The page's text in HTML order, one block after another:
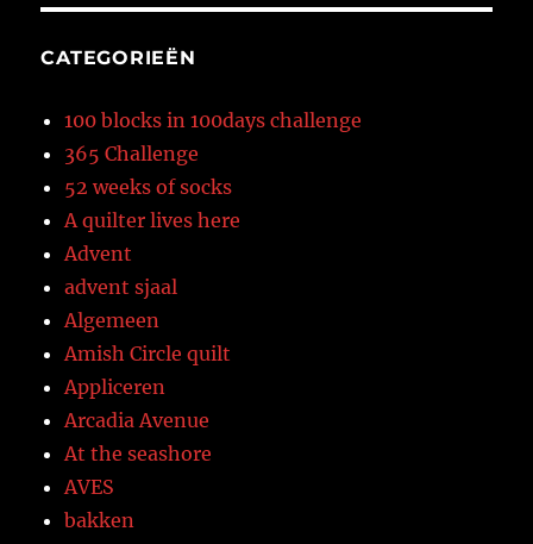
CATEGORIEËN
100 blocks in 100days challenge
365 Challenge
52 weeks of socks
A quilter lives here
Advent
advent sjaal
Algemeen
Amish Circle quilt
Appliceren
Arcadia Avenue
At the seashore
AVES
bakken